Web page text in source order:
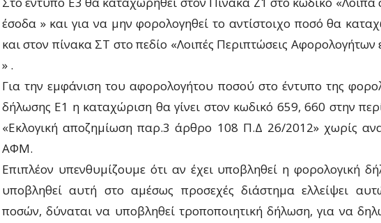
έσοδα » και για να μην φορολογηθεί το αντίστοιχο ποσό θα
και στον πίνακα ΣΤ στο πεδίο «Λοιπές Περιπτώσεις Αφορολογήτων
» .
Για την εμφάνιση του αφορολογήτου ποσού στο έντυπο της
δήλωσης Ε1 η καταχώριση θα γίνει στον κωδικό 659, 660 στην
«Εκλογική αποζημίωση παρ.3 άρθρο 108 Π.Δ 26/2012» χωρίς
ΑΦΜ.
Επιπλέον υπενθυμίζουμε ότι αν έχει υποβληθεί η φορολογική
υποβληθεί αυτή στο αμέσως προσεχές διάστημα ελλείψει
ποσών, δύναται να υποβληθεί τροποποιητική δήλωση, για να